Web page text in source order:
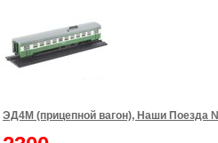
ЭД4М (прицепной вагон), Наши Поезда